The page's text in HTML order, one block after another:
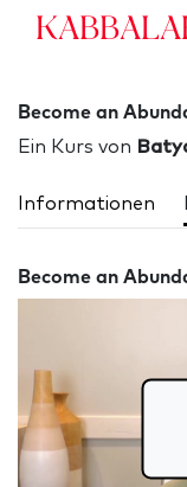
Become an
Ein Kurs von
Informationen
Become an